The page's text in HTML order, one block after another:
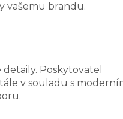
vašemu brandu.
Poskytovatel
v souladu s